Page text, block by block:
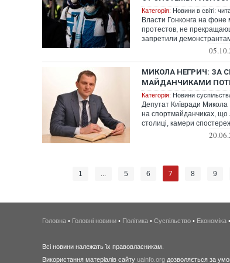
Категорія: Новини в світі:
Власти Гонконга на фоне
протестов, не
запретили
МИКОЛА НЕГРИЧ: ЗА
МАЙДАНЧИКАМИ
Категорія: Новини
Депутат Київради Микола
на спортмайданчиках, що
столиці, камери
1 ... 5 6 7 8 9
Головна • Головні новини • Політика • Суспільство • Економіка •
Всі новини належать їх правовласникам.
Використання матеріалів сайту uainfo.org дозволяється за